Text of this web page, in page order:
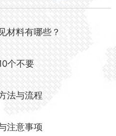
材料有哪些？
个不要
法与流程
注意事项